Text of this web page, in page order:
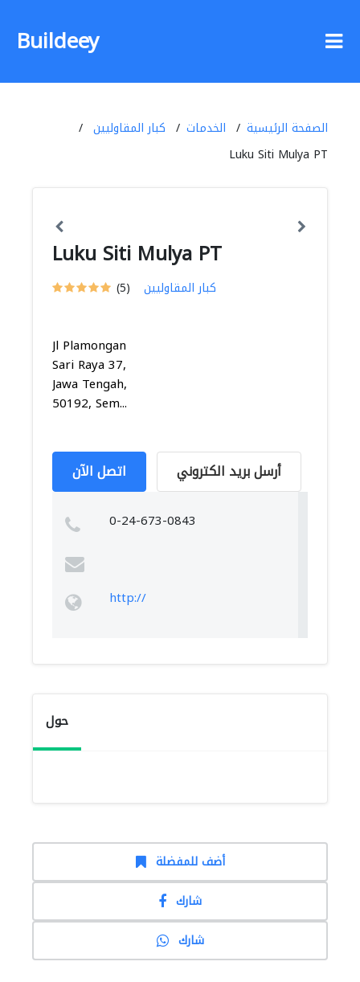
Buildeey
الصفحة الرئيسية الخدمات
كبار المقاوليين
Luku Siti Mulya PT
Luku Siti Mulya PT
(5) كبار المقاوليين
Jl Plamongan
Sari Raya 37,
Jawa Tengah,
50192, Sem...
اتصل الآن أرسل بريد الكتروني
0-24-673-0843
http://
حول
أضف للمفضلة
شارك
شارك